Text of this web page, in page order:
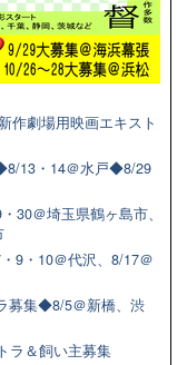
作劇場用映画エキスト
13・14＠水戸◆8/29
30＠埼玉県鶴ヶ島市、
9・10＠代沢、8/17＠
募集◆8/5＠新橋、渋
ラ＆飼い主募集